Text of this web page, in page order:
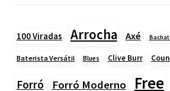
100 Viradas Arrocha Axé
Baterista Versátil Blues Clive Burr
Forró Forró Moderno Free